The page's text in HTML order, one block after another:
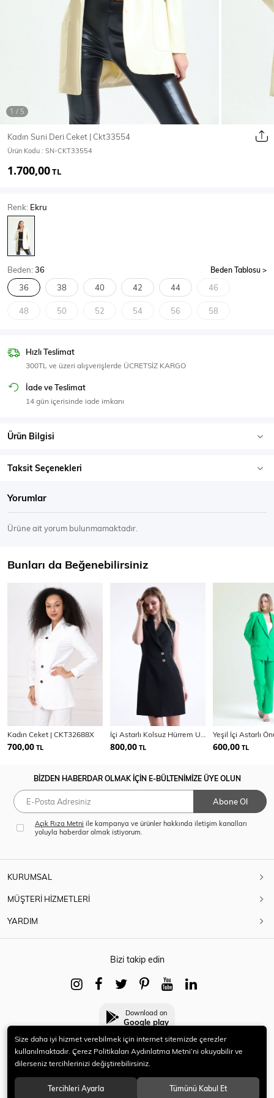
Mont & Kaban
T-Shirt
Body
SPOR GİYİM
Eşofman Üstü
Kadın Suni Deri Ceket | Ckt33554
Ürün Kodu : SN-CKT33554
1.700,00TL
Renk: Ekru
Beden:36 Beden Tablosu
36 38 40 42 44 46
48 50 52 54 56 58
Hızlı Teslimat
300TL ve üzeri alışverişlerde ÜCRETSİZ KARGO
İade ve Teslimat
14 gün içerisinde iade imkanı
Ürün Bilgisi
Taksit Seçenekleri
Yorumlar
Ürüne ait yorum bulunmamaktadır.
Bunları da Beğenebilirsiniz
Kadın Ceket | CKT32688X
700,00 TL 800,00 TL 600,00 TL
BİZDEN HABERDAR OLMAK İÇİN E-BÜLTENİMİZE ÜYE OLUN
Abone Ol
Açık Rıza Metni ile kampanya ve ürünler hakkında iletişim kanalları
yoluyla haberdar olmak istiyorum.
KURUMSAL
MÜŞTERİ HİZMETLERİ
YARDIM
Bizi takip edin
Download on
Google play
© 2021 HERYENİ. Tüm hakları saklıdır.
Size daha iyi hizmet verebilmek için internet sitemizde çerezler
kullanılmaktadır. Çerez Politikaları Aydınlatma Metni’ni okuyabilir ve
dilerseniz tercihlerinizi değiştirebilirsiniz.
Tercihleri Ayarla Tümünü Kabul Et